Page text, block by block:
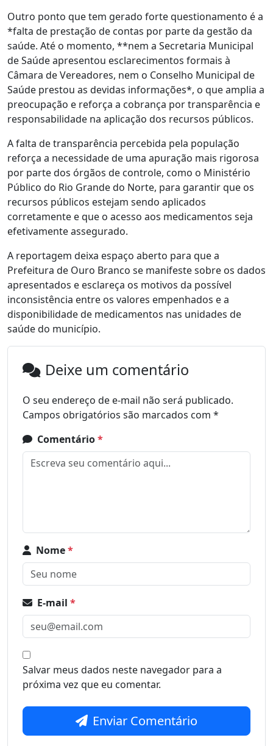
Outro ponto que tem gerado forte questionamento é a
*falta de prestação de contas por parte da gestão da
saúde. Até o momento, **nem a Secretaria Municipal
de Saúde apresentou esclarecimentos formais à
Câmara de Vereadores, nem o Conselho Municipal de
Saúde prestou as devidas informações*, o que amplia a
preocupação e reforça a cobrança por transparência e
responsabilidade na aplicação dos recursos públicos.
A falta de transparência percebida pela população
reforça a necessidade de uma apuração mais rigorosa
por parte dos órgãos de controle, como o Ministério
Público do Rio Grande do Norte, para garantir que os
recursos públicos estejam sendo aplicados
corretamente e que o acesso aos medicamentos seja
efetivamente assegurado.
A reportagem deixa espaço aberto para que a
Prefeitura de Ouro Branco se manifeste sobre os dados
apresentados e esclareça os motivos da possível
inconsistência entre os valores empenhados e a
disponibilidade de medicamentos nas unidades de
saúde do município.
Deixe um comentário
O seu endereço de e-mail não será publicado.
Campos obrigatórios são marcados com *
Comentário*
Nome*
E-mail *
Salvar meus dados neste navegador para a
próxima vez que eu comentar.
Enviar Comentário